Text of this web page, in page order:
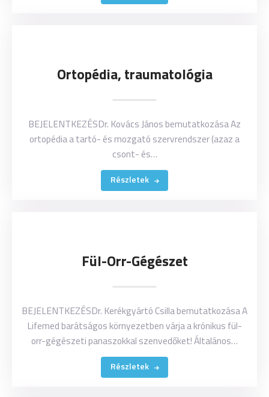
Ortopédia, traumatológia
BEJELENTKEZÉSDr. Kovács János bemutatkozása Az
ortopédia a tartó- és mozgató szervrendszer (azaz a
csont- és…
Részletek
Fül-Orr-Gégészet
BEJELENTKEZÉSDr. Kerékgyártó Csilla bemutatkozása A
Lifemed barátságos környezetben várja a krónikus fül-
orr-gégészeti panaszokkal szenvedőket! Általános…
Részletek